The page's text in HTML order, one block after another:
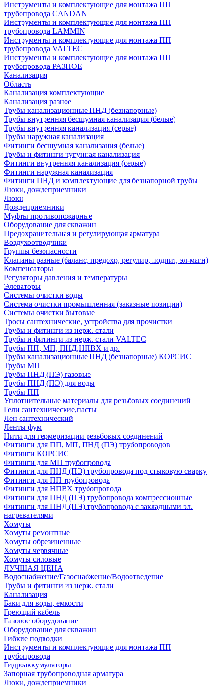
Инструменты и комплектующие для монтажа ПП
трубопровода CANDAN
Инструменты и комплектующие для монтажа ПП
трубопровода LAMMIN
Инструменты и комплектующие для монтажа ПП
трубопровода VALTEC
Инструменты и комплектующие для монтажа ПП
трубопровода РАЗНОЕ
Канализация
Область
Канализация комплектующие
Канализация разное
Трубы канализационные ПНД (безнапорные)
Трубы внутренняя бесшумная канализация (белые)
Трубы внутренняя канализация (серые)
Трубы наружная канализация
Фитинги бесшумная канализация (белые)
Трубы и фитинги чугунная канализация
Фитинги внутренняя канализация (серые)
Фитинги наружная канализация
Фитинги ПНД и комплектующие для безнапорной трубы
Люки, дождеприемники
Люки
Дождеприемники
Муфты противопожарные
Оборудование для скважин
Предохранительная и регулирующая арматура
Воздухоотводчики
Группы безопасности
Клапаны разные (баланс, предохр, регулир, подпит, эл-магн)
Компенсаторы
Регуляторы давления и температуры
Элеваторы
Системы очистки воды
Система очистки промышленная (заказные позиции)
Системы очистки бытовые
Тросы сантехнические, устройства для прочистки
Трубы и фитинги из нерж. стали
Трубы и фитинги из нерж. стали VALTEC
Трубы ПП, МП, ПНД,НПВХ и др.
Трубы канализационные ПНД (безнапорные) КОРСИС
Трубы МП
Трубы ПНД (ПЭ) газовые
Трубы ПНД (ПЭ) для воды
Трубы ПП
Уплотнительные материалы для резьбовых соединений
Гели сантехнические,пасты
Лен сантехнический
Ленты фум
Нити для гермеризации резьбовых соединений
Фитинги для ПП, МП, ПНД (ПЭ) трубопроводов
Фитинги КОРСИС
Фитинги для МП трубопровода
Фитинги для ПНД (ПЭ) трубопровода под стыковую сварку
Фитинги для ПП трубопровода
Фитинги для НПВХ трубопровода
Фитинги для ПНД (ПЭ) трубопровода компрессионные
Фитинги для ПНД (ПЭ) трубопровода с закладными эл.
нагревателями
Хомуты
Хомуты ремонтные
Хомуты обрезиненные
Хомуты червячные
Хомуты силовые
ЛУЧШАЯ ЦЕНА
Водоснабжение/Газоснабжение/Водоотведение
Трубы и фитинги из нерж. стали
Канализация
Баки для воды, емкости
Греющий кабель
Газовое оборудование
Оборудование для скважин
Гибкие подводки
Инструменты и комплектующие для монтажа ПП
трубопровода
Гидроаккумуляторы
Запорная трубопроводная арматура
Люки, дождеприемники